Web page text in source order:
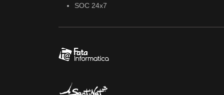
SOC 24x7